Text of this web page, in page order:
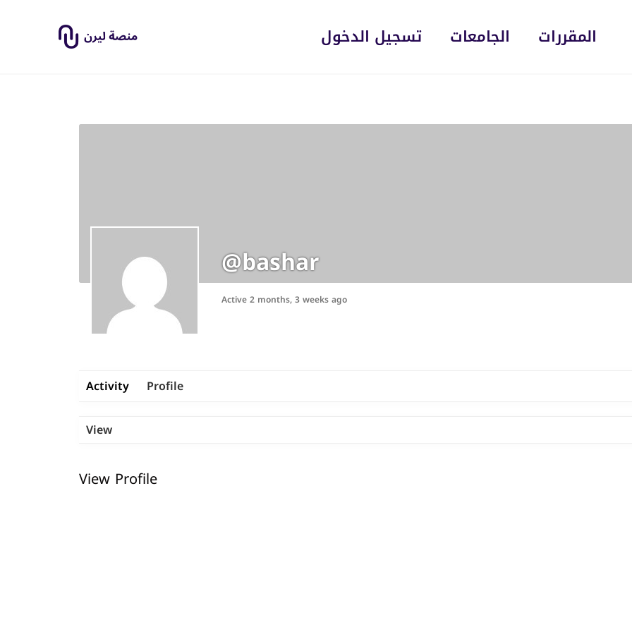
تسجيل الدخول الجامعات المقررات
@bashar
Active 2 months, 3 weeks ago
Activity
Profile
View
View Profile